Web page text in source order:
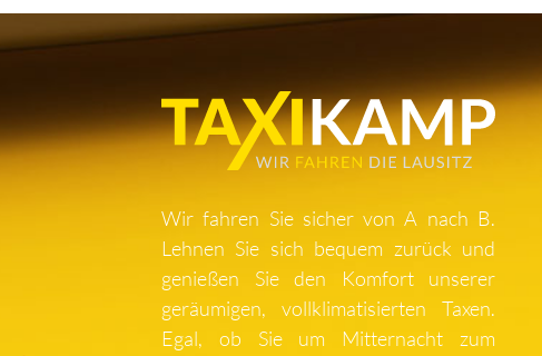
Wir fahren Sie sicher von A nach B.
Lehnen Sie sich bequem zurück und
genießen Sie den Komfort unserer
geräumigen, vollklimatisierten Taxen.
Egal, ob Sie um Mitternacht zum